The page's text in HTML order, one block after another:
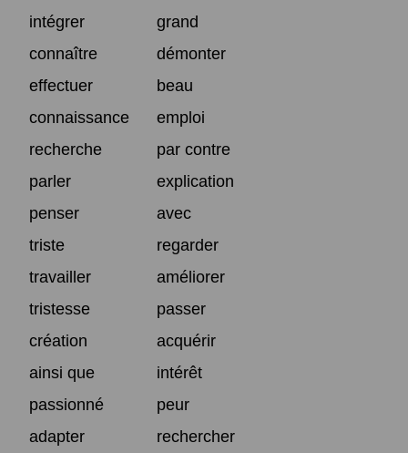
intégrer
grand
connaître
démonter
effectuer
beau
connaissance
emploi
recherche
par contre
parler
explication
penser
avec
triste
regarder
travailler
améliorer
tristesse
passer
création
acquérir
ainsi que
intérêt
passionné
peur
adapter
rechercher